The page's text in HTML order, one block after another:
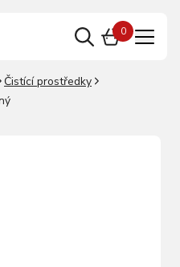
0
Čistící prostředky